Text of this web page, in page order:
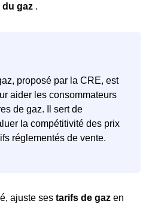
du gaz .
proposé par la CRE, est
aider les consommateurs
de gaz. Il sert de
la compétitivité des prix
réglementés de vente.
ajuste ses tarifs de gaz en